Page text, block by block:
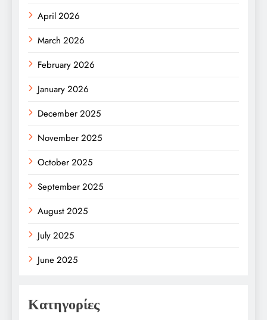
April 2026
March 2026
February 2026
January 2026
December 2025
November 2025
October 2025
September 2025
August 2025
July 2025
June 2025
Κατηγορίες